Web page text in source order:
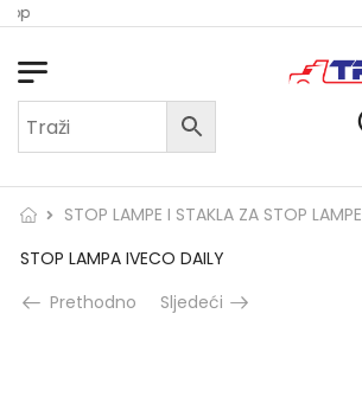
STOP LAMPE I STAKLA ZA STOP LAMPE
STOP LAMPA IVECO DAILY
Prethodno
Sljedeći